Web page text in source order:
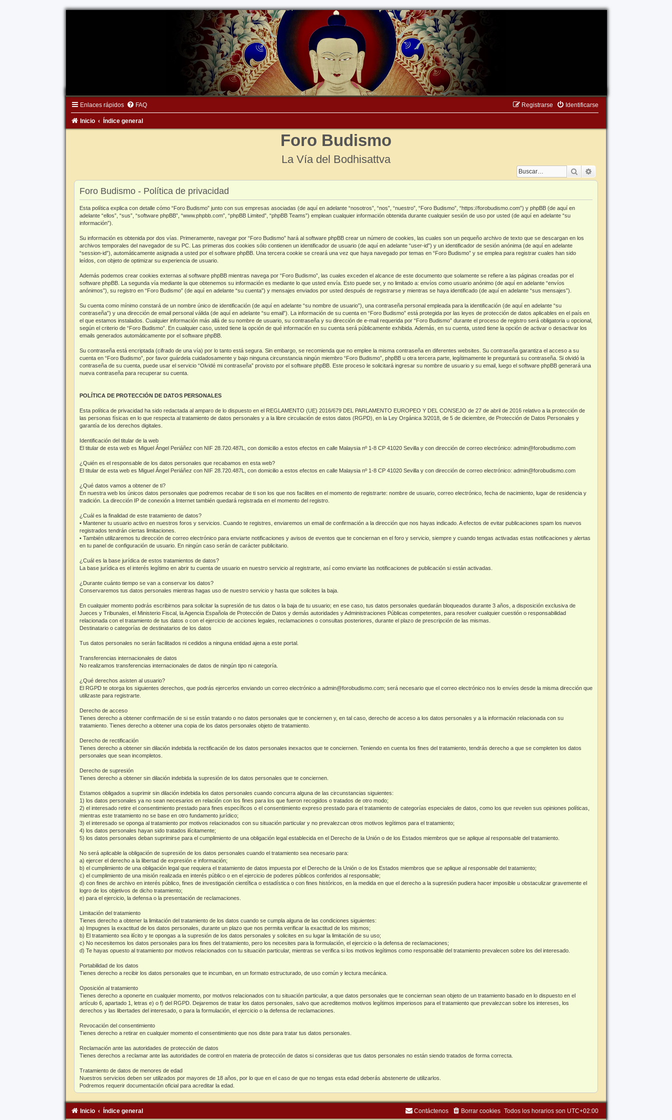
Enlaces rápidos FAQ Identificarse
Registrarse
Inicio Índice general
Foro Budismo
La Vía del Bodhisattva
Buscar
Foro Budismo - Política de privacidad
Esta política explica con detalle cómo “Foro Budismo” junto con sus empresas asociadas (de aquí en adelante “nosotros”, “nos”, “nuestro”, “Foro Budismo”, “https://forobudismo.com”) y phpBB (de aquí en
adelante “ellos”, “sus”, “software phpBB”, “www.phpbb.com”, “phpBB Limited”, “phpBB Teams”) emplean cualquier información obtenida durante cualquier sesión de uso por usted (de aquí en adelante “su
información”).
Su información es obtenida por dos vías. Primeramente, navegar por “Foro Budismo” hará al software phpBB crear un número de cookies, las cuales son un pequeño archivo de texto que se descargan en los
archivos temporales del navegador de su PC. Las primeras dos cookies sólo contienen un identificador de usuario (de aquí en adelante “user-id”) y un identificador de sesión anónima (de aquí en adelante
“session-id”), automáticamente asignada a usted por el software phpBB. Una tercera cookie se creará una vez que haya navegado por temas en “Foro Budismo” y se emplea para registrar cuales han sido
leídos, con objeto de optimizar su experiencia de usuario.
Además podemos crear cookies externas al software phpBB mientras navega por “Foro Budismo”, las cuales exceden el alcance de este documento que solamente se refiere a las páginas creadas por el
software phpBB. La segunda vía mediante la que obtenemos su información es mediante lo que usted envía. Esto puede ser, y no limitado a: envíos como usuario anónimo (de aquí en adelante “envíos
anónimos”), su registro en “Foro Budismo” (de aquí en adelante “su cuenta”) y mensajes enviados por usted después de registrarse y mientras se haya identificado (de aquí en adelante “sus mensajes”).
Su cuenta como mínimo constará de un nombre único de identificación (de aquí en adelante “su nombre de usuario”), una contraseña personal empleada para la identificación (de aquí en adelante “su
contraseña”) y una dirección de email personal válida (de aquí en adelante “su email”). La información de su cuenta en “Foro Budismo” está protegida por las leyes de protección de datos aplicables en el país en
el que estamos instalados. Cualquier información más allá de su nombre de usuario, su contraseña y su dirección de e-mail requerida por “Foro Budismo” durante el proceso de registro será obligatoria u opcional,
según el criterio de “Foro Budismo”. En cualquier caso, usted tiene la opción de qué información en su cuenta será públicamente exhibida. Además, en su cuenta, usted tiene la opción de activar o desactivar los
emails generados automáticamente por el software phpBB.
Su contraseña está encriptada (cifrado de una vía) por lo tanto está segura. Sin embargo, se recomienda que no emplee la misma contraseña en diferentes websites. Su contraseña garantiza el acceso a su
cuenta en “Foro Budismo”, por favor guárdela cuidadosamente y bajo ninguna circunstancia ningún miembro “Foro Budismo”, phpBB u otra tercera parte, legítimamente le preguntará su contraseña. Si olvidó la
contraseña de su cuenta, puede usar el servicio “Olvidé mi contraseña” provisto por el software phpBB. Este proceso le solicitará ingresar su nombre de usuario y su email, luego el software phpBB generará una
nueva contraseña para recuperar su cuenta.
POLÍTICA DE PROTECCIÓN DE DATOS PERSONALES
Esta política de privacidad ha sido redactada al amparo de lo dispuesto en el REGLAMENTO (UE) 2016/679 DEL PARLAMENTO EUROPEO Y DEL CONSEJO de 27 de abril de 2016 relativo a la protección de
las personas físicas en lo que respecta al tratamiento de datos personales y a la libre circulación de estos datos (RGPD), en la Ley Orgánica 3/2018, de 5 de diciembre, de Protección de Datos Personales y
garantía de los derechos digitales.
Identificación del titular de la web
El titular de esta web es Miguel Ángel Periáñez con NIF 28.720.487L, con domicilio a estos efectos en calle Malaysia nº 1-8 CP 41020 Sevilla y con dirección de correo electrónico: admin@forobudismo.com
¿Quién es el responsable de los datos personales que recabamos en esta web?
El titular de esta web es Miguel Ángel Periáñez con NIF 28.720.487L, con domicilio a estos efectos en calle Malaysia nº 1-8 CP 41020 Sevilla y con dirección de correo electrónico: admin@forobudismo.com
¿Qué datos vamos a obtener de ti?
En nuestra web los únicos datos personales que podremos recabar de ti son los que nos facilites en el momento de registrarte: nombre de usuario, correo electrónico, fecha de nacimiento, lugar de residencia y
tradición. La dirección IP de conexión a Internet también quedará registrada en el momento del registro.
¿Cuál es la finalidad de este tratamiento de datos?
• Mantener tu usuario activo en nuestros foros y servicios. Cuando te registres, enviaremos un email de confirmación a la dirección que nos hayas indicado. A efectos de evitar publicaciones spam los nuevos
registrados tendrán ciertas limitaciones.
• También utilizaremos tu dirección de correo electrónico para enviarte notificaciones y avisos de eventos que te conciernan en el foro y servicio, siempre y cuando tengas activadas estas notificaciones y alertas
en tu panel de configuración de usuario. En ningún caso serán de carácter publicitario.
¿Cuál es la base jurídica de estos tratamientos de datos?
La base jurídica es el interés legítimo en abrir tu cuenta de usuario en nuestro servicio al registrarte, así como enviarte las notificaciones de publicación si están activadas.
¿Durante cuánto tiempo se van a conservar los datos?
Conservaremos tus datos personales mientras hagas uso de nuestro servicio y hasta que solicites la baja.
En cualquier momento podrás escribirnos para solicitar la supresión de tus datos o la baja de tu usuario; en ese caso, tus datos personales quedarán bloqueados durante 3 años, a disposición exclusiva de
Jueces y Tribunales, el Ministerio Fiscal, la Agencia Española de Protección de Datos y demás autoridades y Administraciones Públicas competentes, para resolver cualquier cuestión o responsabilidad
relacionada con el tratamiento de tus datos o con el ejercicio de acciones legales, reclamaciones o consultas posteriores, durante el plazo de prescripción de las mismas.
Destinatario o categorías de destinatarios de los datos
Tus datos personales no serán facilitados ni cedidos a ninguna entidad ajena a este portal.
Transferencias internacionales de datos
No realizamos transferencias internacionales de datos de ningún tipo ni categoría.
¿Qué derechos asisten al usuario?
El RGPD te otorga los siguientes derechos, que podrás ejercerlos enviando un correo electrónico a admin@forobudismo.com; será necesario que el correo electrónico nos lo envíes desde la misma dirección que
utilizaste para registrarte.
Derecho de acceso
Tienes derecho a obtener confirmación de si se están tratando o no datos personales que te conciernen y, en tal caso, derecho de acceso a los datos personales y a la información relacionada con su
tratamiento. Tienes derecho a obtener una copia de los datos personales objeto de tratamiento.
Derecho de rectificación
Tienes derecho a obtener sin dilación indebida la rectificación de los datos personales inexactos que te conciernen. Teniendo en cuenta los fines del tratamiento, tendrás derecho a que se completen los datos
personales que sean incompletos.
Derecho de supresión
Tienes derecho a obtener sin dilación indebida la supresión de los datos personales que te conciernen.
Estamos obligados a suprimir sin dilación indebida los datos personales cuando concurra alguna de las circunstancias siguientes:
1) los datos personales ya no sean necesarios en relación con los fines para los que fueron recogidos o tratados de otro modo;
2) el interesado retire el consentimiento prestado para fines específicos o el consentimiento expreso prestado para el tratamiento de categorías especiales de datos, como los que revelen sus opiniones políticas,
mientras este tratamiento no se base en otro fundamento jurídico;
3) el interesado se oponga al tratamiento por motivos relacionados con su situación particular y no prevalezcan otros motivos legítimos para el tratamiento;
4) los datos personales hayan sido tratados ilícitamente;
5) los datos personales deban suprimirse para el cumplimiento de una obligación legal establecida en el Derecho de la Unión o de los Estados miembros que se aplique al responsable del tratamiento.
No será aplicable la obligación de supresión de los datos personales cuando el tratamiento sea necesario para:
a) ejercer el derecho a la libertad de expresión e información;
b) el cumplimiento de una obligación legal que requiera el tratamiento de datos impuesta por el Derecho de la Unión o de los Estados miembros que se aplique al responsable del tratamiento;
c) el cumplimiento de una misión realizada en interés público o en el ejercicio de poderes públicos conferidos al responsable;
d) con fines de archivo en interés público, fines de investigación científica o estadística o con fines históricos, en la medida en que el derecho a la supresión pudiera hacer imposible u obstaculizar gravemente el
logro de los objetivos de dicho tratamiento;
e) para el ejercicio, la defensa o la presentación de reclamaciones.
Limitación del tratamiento
Tienes derecho a obtener la limitación del tratamiento de los datos cuando se cumpla alguna de las condiciones siguientes:
a) Impugnes la exactitud de los datos personales, durante un plazo que nos permita verificar la exactitud de los mismos;
b) El tratamiento sea ilícito y te opongas a la supresión de los datos personales y solicites en su lugar la limitación de su uso;
c) No necesitemos los datos personales para los fines del tratamiento, pero los necesites para la formulación, el ejercicio o la defensa de reclamaciones;
d) Te hayas opuesto al tratamiento por motivos relacionados con tu situación particular, mientras se verifica si los motivos legítimos como responsable del tratamiento prevalecen sobre los del interesado.
Portabilidad de los datos
Tienes derecho a recibir los datos personales que te incumban, en un formato estructurado, de uso común y lectura mecánica.
Oposición al tratamiento
Tienes derecho a oponerte en cualquier momento, por motivos relacionados con tu situación particular, a que datos personales que te conciernan sean objeto de un tratamiento basado en lo dispuesto en el
artículo 6, apartado 1, letras e) o f) del RGPD. Dejaremos de tratar los datos personales, salvo que acreditemos motivos legítimos imperiosos para el tratamiento que prevalezcan sobre los intereses, los
derechos y las libertades del interesado, o para la formulación, el ejercicio o la defensa de reclamaciones.
Revocación del consentimiento
Tienes derecho a retirar en cualquier momento el consentimiento que nos diste para tratar tus datos personales.
Reclamación ante las autoridades de protección de datos
Tienes derechos a reclamar ante las autoridades de control en materia de protección de datos si consideras que tus datos personales no están siendo tratados de forma correcta.
Tratamiento de datos de menores de edad
Nuestros servicios deben ser utilizados por mayores de 18 años, por lo que en el caso de que no tengas esta edad deberás abstenerte de utilizarlos.
Podremos requerir documentación oficial para acreditar la edad.
Inicio Índice general Todos los horarios son UTC+02:00
Borrar cookies
Contáctenos